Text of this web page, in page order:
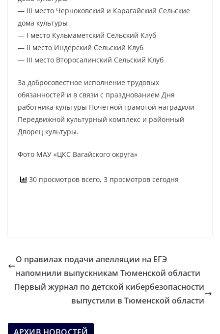
— III место Черноковский и Карагайский Сельские
дома культуры
— I место Кульмаметский Сельский Клуб
— II место Индерский Сельский Клуб
— III место Второсалинский Сельский Клуб
За добросовестное исполнение трудовых
обязанностей и в связи с празднованием Дня
работника культуры Почетной грамотой наградили
Передвижной культурный комплекс и районный
Дворец культуры.
Фото МАУ «ЦКС Вагайского округа»
30 просмотров всего, 3 просмотров сегодня
О правилах подачи апелляции на ЕГЭ
напомнили выпускникам Тюменской области
Первый журнал по детской кибербезопасности
выпустили в Тюменской области